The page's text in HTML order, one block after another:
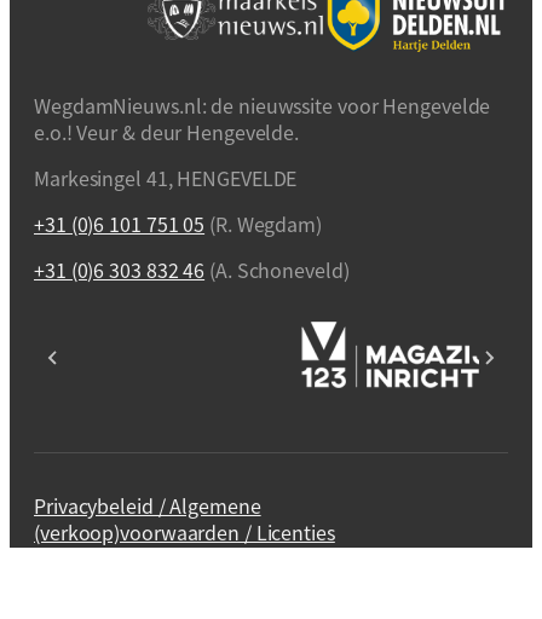
WegdamNieuws.nl: de nieuwssite voor Hengevelde
e.o.! Veur & deur Hengevelde.
Markesingel 41, HENGEVELDE
+31 (0)6 101 751 05 (R. Wegdam)
+31 (0)6 303 832 46 (A. Schoneveld)
Privacybeleid / Algemene
(verkoop)voorwaarden / Licenties